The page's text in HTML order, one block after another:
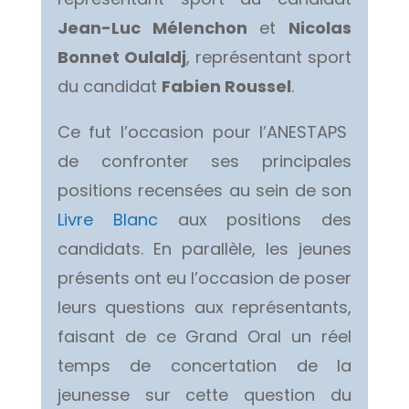
Jean-Luc Mélenchon et Nicolas
Bonnet Oulaldj, représentant sport
du candidat Fabien Roussel.
Ce fut l’occasion pour l’ANESTAPS
de confronter ses principales
positions recensées au sein de son
Livre Blanc aux positions des
candidats. En parallèle, les jeunes
présents ont eu l’occasion de poser
leurs questions aux représentants,
faisant de ce Grand Oral un réel
temps de concertation de la
jeunesse sur cette question du